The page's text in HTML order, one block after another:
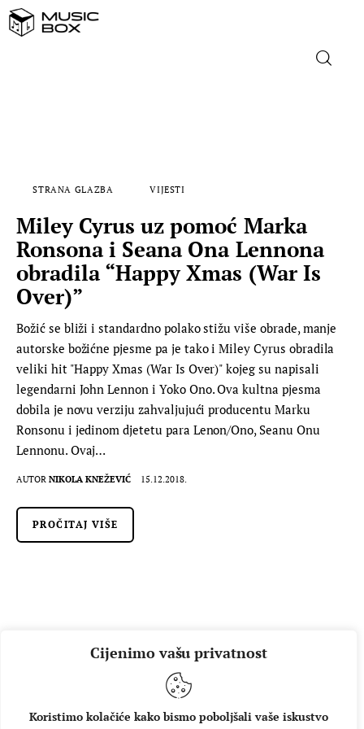
Cijenimo vašu privatnost
Koristimo kolačiće kako bismo poboljšali vaše iskustvo
FILM
MUSIC BOX
STRANA GLAZBA VIJESTI
Miley Cyrus uz pomoć Marka
Ronsona i Seana Ona Lennona
obradila “Happy Xmas (War Is
Over)”
Božić se bliži i standardno polako stižu više obrade, manje
autorske božićne pjesme pa je tako i Miley Cyrus obradila
veliki hit "Happy Xmas (War Is Over)" kojeg su napisali
legendarni John Lennon i Yoko Ono. Ova kultna pjesma
dobila je novu verziju zahvaljujući producentu Marku
Ronsonu i jedinom djetetu para Lenon/Ono, Seanu Onu
Lennonu. Ovaj…
AUTOR NIKOLA KNEŽEVIĆ 15.12.2018.
PROČITAJ VIŠE